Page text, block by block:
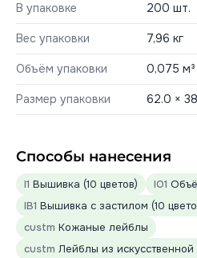
В упаковке 200 шт.
Вес упаковки 7,96 кг
Объём упаковки 0,075 м³
Размер упаковки 62.0 ×
Способы нанесения
I1 Вышивка (10 цветов) IO1
IB1 Вышивка с застилом (10
custm Кожаные лейблы
custm Лейблы из